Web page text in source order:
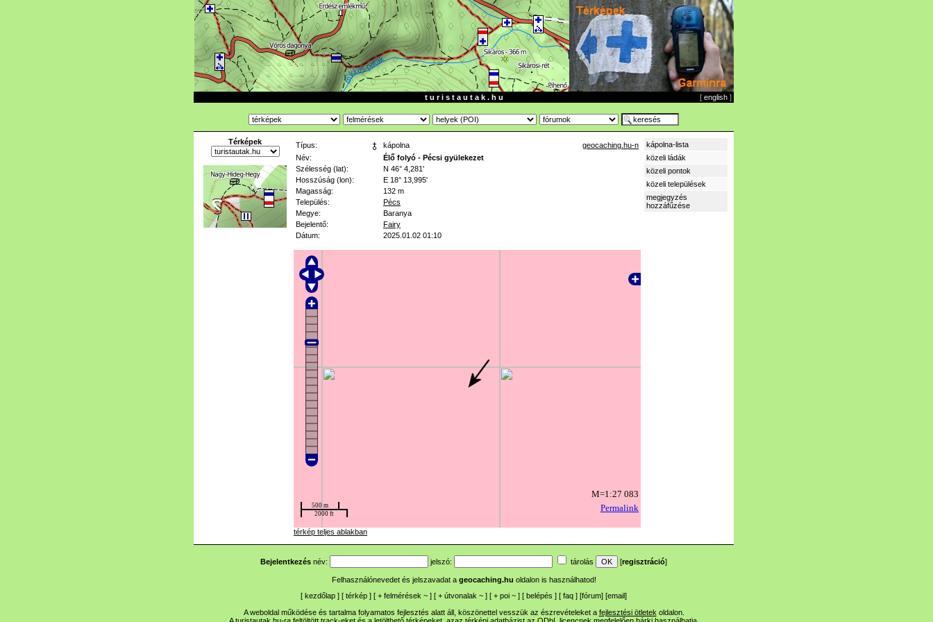
t u r i s t a u t a k . h u [ english ]
Térképek Típus: kápolna
geocaching.hu-n
Név:
Élő folyó - Pécsi gyülekezet
Szélesség (lat):
N 46° 4,281'
Hosszúság (lon):
E 18° 13,995'
Magasság:
132 m
Település:
Pécs
Megye:
Baranya
Bejelentő:
Fairy
Dátum:
2025.01.02 01:10
térkép teljes ablakban
kápolna-lista
közeli ládák
közeli pontok
közeli települések
megjegyzés
hozzáfűzése
Bejelentkezés név: jelszó: tárolás [regisztráció]
Felhasználónevedet és jelszavadat a geocaching.hu oldalon is használhatod!
[ kezdőlap ] [ térkép ] [ + felmérések ~ ] [ + útvonalak ~ ] [ + poi ~ ] [ belépés ] [ faq ] [fórum] [email]
A weboldal működése és tartalma folyamatos fejlesztés alatt áll, köszönettel vesszük az észrevételeket a fejlesztési ötletek oldalon.